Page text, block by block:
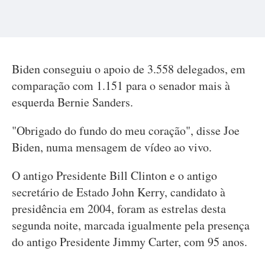
Biden conseguiu o apoio de 3.558 delegados, em
comparação com 1.151 para o senador mais à
esquerda Bernie Sanders.
"Obrigado do fundo do meu coração", disse Joe
Biden, numa mensagem de vídeo ao vivo.
O antigo Presidente Bill Clinton e o antigo
secretário de Estado John Kerry, candidato à
presidência em 2004, foram as estrelas desta
segunda noite, marcada igualmente pela presença
do antigo Presidente Jimmy Carter, com 95 anos.